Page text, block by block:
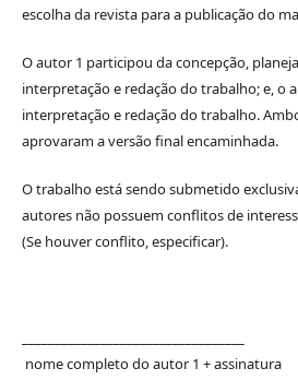
escolha da revista para a publicação do
O autor 1 participou da concepção,
interpretação e redação do trabalho; e, o
interpretação e redação do trabalho.
aprovaram a versão final encaminhada.
O trabalho está sendo submetido
autores não possuem conflitos de
(Se houver conflito, especificar).
nome completo do autor 1 + assinatura